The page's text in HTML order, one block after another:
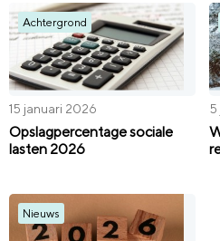
Achtergrond
15 januari 2026
Opslagpercentage sociale
lasten 2026
5
Nieuws